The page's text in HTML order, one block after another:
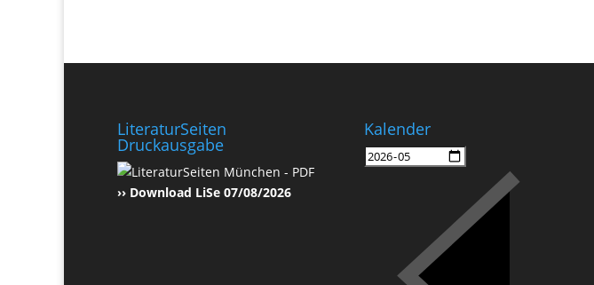
LiteraturSeiten
Druckausgabe
›› Download LiSe 07/08/2026
Kalender